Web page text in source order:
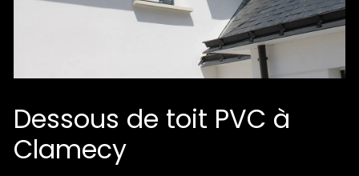
Dessous de toit PVC à
Clamecy